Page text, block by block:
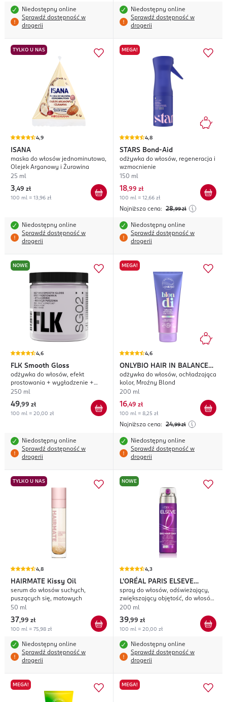
Niedostępny online
Sprawdź dostępność w
drogerii
Niedostępny online
Sprawdź dostępność w
drogerii
TYLKO U NAS
4,9
ISANA
maska do włosów jednominutowa,
Olejek Arganowy i Żurawina
25 ml
3,49 zł
100 ml = 13,96 zł
Niedostępny online
Sprawdź dostępność w
drogerii
MEGA!
4,8
STARS Bond-Aid
odżywka do włosów, regeneracja i
wzmocnienie
150 ml
18,99 zł
100 ml = 12,66 zł
Najniższa cena: 28,99 zł
Niedostępny online
Sprawdź dostępność w
drogerii
NOWE
4,6
FLK Smooth Gloss
odżywka do włosów, efekt
prostowania + wygładzenie +
redukcja puszenia
250 ml
49,99 zł
100 ml = 20,00 zł
Niedostępny online
Sprawdź dostępność w
drogerii
MEGA!
4,6
ONLYBIO HAIR IN BALANCE
Blondi
odżywka do włosów, ochładzająca
kolor, Mroźny Blond
200 ml
16,49 zł
100 ml = 8,25 zł
Najniższa cena: 24,99 zł
Niedostępny online
Sprawdź dostępność w
drogerii
TYLKO U NAS
4,8
HAIRMATE Kissy Oil
serum do włosów suchych,
puszących się, matowych
50 ml
37,99 zł
100 ml = 75,98 zł
Niedostępny online
Sprawdź dostępność w
drogerii
NOWE
4,3
L'ORÉAL PARIS ELSEVE
Collagen Lifter Big Hair Day
spray do włosów, odświeżający,
zwiększający objętość, do włosów
cienkich, pozbawionych objętości
200 ml
39,99 zł
100 ml = 20,00 zł
Niedostępny online
Sprawdź dostępność w
drogerii
MEGA! MEGA!